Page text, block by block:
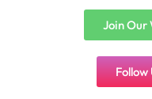
Join Our
Follow